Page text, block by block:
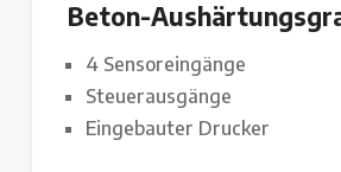
Beton-
4 Sensoreingänge
Steuerausgänge
Eingebauter Drucker